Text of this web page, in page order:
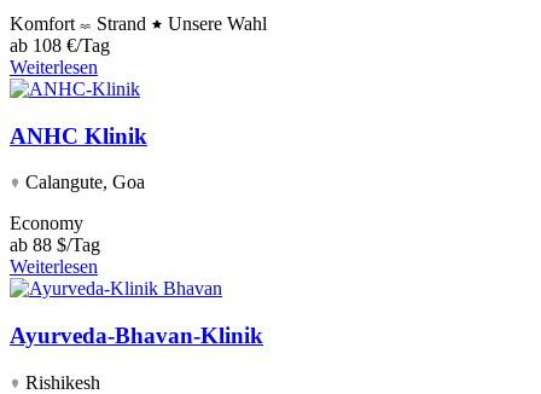
Komfort
Strand
Unsere Wahl
ab 108 €/Tag
Weiterlesen
ANHC Klinik
Calangute, Goa
Economy
ab 88 $/Tag
Weiterlesen
Ayurveda-Bhavan-Klinik
Rishikesh